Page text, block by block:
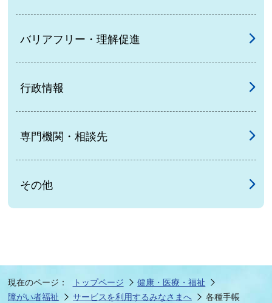
バリアフリー・理解促進
行政情報
専門機関・相談先
その他
現在のページ： トップページ
健康・医療・福祉
障がい者福祉
サービスを利用するみなさまへ 各種手帳